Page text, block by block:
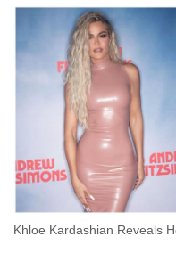
Khloe Kardashian Reveals